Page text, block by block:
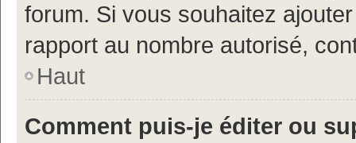
forum. Si vous souhaitez
rapport au nombre autorisé,
Haut
Comment puis-je éditer ou